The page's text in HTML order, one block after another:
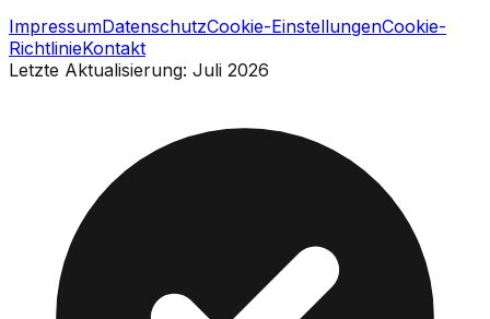
ImpressumDatenschutzCookie-EinstellungenCookie-
RichtlinieKontakt
Letzte Aktualisierung: Juli 2026